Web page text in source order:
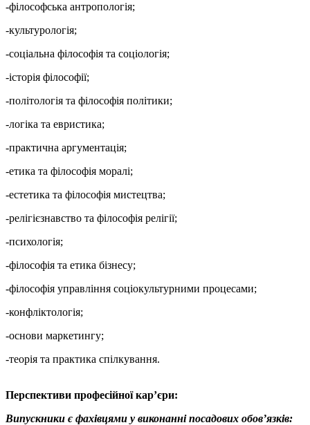
-філософська антропологія;
-культурологія;
-соціальна філософія та соціологія;
-історія філософії;
-політологія та філософія політики;
-логіка та евристика;
-практична аргументація;
-етика та філософія моралі;
-естетика та філософія мистецтва;
-релігієзнавство та філософія релігії;
-психологія;
-філософія та етика бізнесу;
-філософія управління соціокультурними процесами;
-конфліктологія;
-основи маркетингу;
-теорія та практика спілкування.
Перспективи професійної кар’єри:
Випускники є фахівцями у виконанні посадових обов’язків: